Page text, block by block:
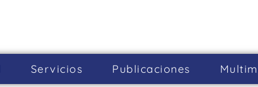
Servicios Publicaciones